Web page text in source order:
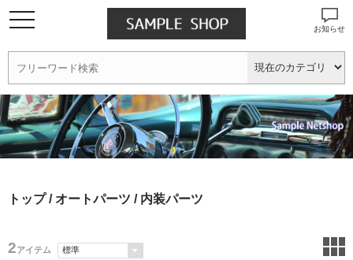
お知らせ
トップ/ オートパーツ / 内装パーツ
2アイテム